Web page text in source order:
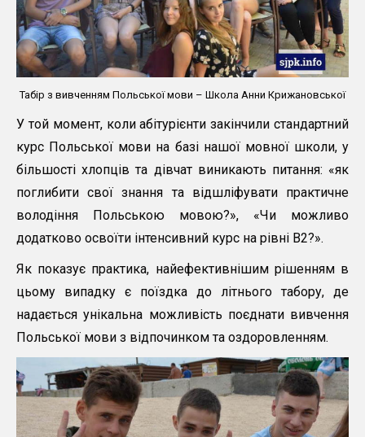
Табір з вивченням Польської мови – Школа Анни Крижановської
У той момент, коли абітурієнти закінчили стандартний
курс Польської мови на базі нашої мовної школи, у
більшості хлопців та дівчат виникають питання: «як
поглибити свої знання та відшліфувати практичне
володіння Польською мовою?», «Чи можливо
додатково освоїти інтенсивний курс на рівні B2?».
Як показує практика, найефективнішим рішенням в
цьому випадку є поїздка до літнього табору, де
надається унікальна можливість поєднати вивчення
Польської мови з відпочинком та оздоровленням.